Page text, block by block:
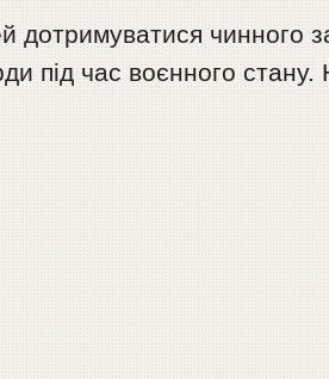
дотримуватися чинного
під час воєнного стану.